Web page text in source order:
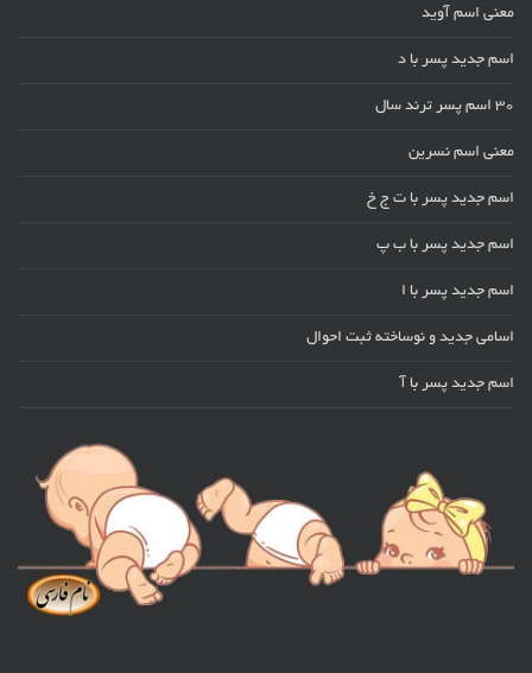
معنی اسم آوید
اسم جدید پسر با د
30 اسم پسر ترند سال
معنی اسم نسرین
اسم جدید پسر با ت ج خ
اسم جدید پسر با ب پ
اسم جدید پسر با ا
اسامی جدید و نوساخته ثبت احوال
اسم جدید پسر با آ